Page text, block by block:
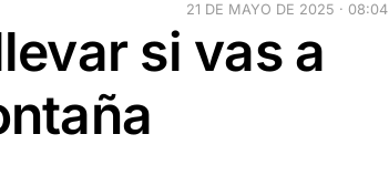
21 DE MAYO DE 2025 · 08:04
si vas a